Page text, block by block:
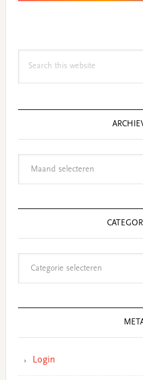
Login